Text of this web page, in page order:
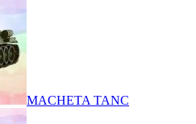
MACHETA TANC